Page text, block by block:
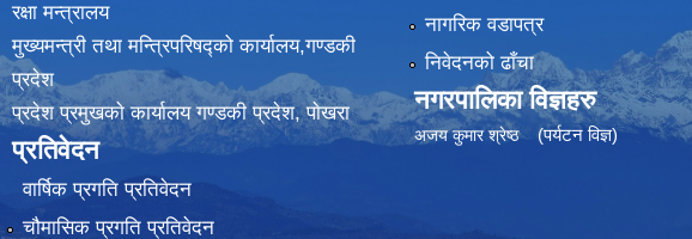
रक्षा मन्त्रालय
मुख्यमन्त्री तथा मन्त्रिपरिषद्को कार्यालय,गण्डकी
प्रदेश
प्रदेश प्रमुखकाे कार्यालय गण्डकी प्रदेश, पाेखरा
प्रतिवेदन
वार्षिक प्रगति प्रतिवेदन
चौमासिक प्रगति प्रतिवेदन
नागरिक वडापत्र
निवेदनको ढाँचा
नगरपालिका विज्ञहरु
अजय कुमार श्रेष्ठ (पर्यटन विज्ञ)